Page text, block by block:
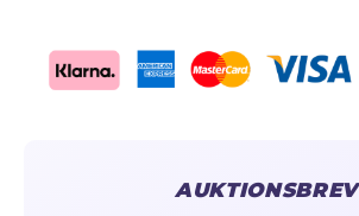
AUKTIONSBREV